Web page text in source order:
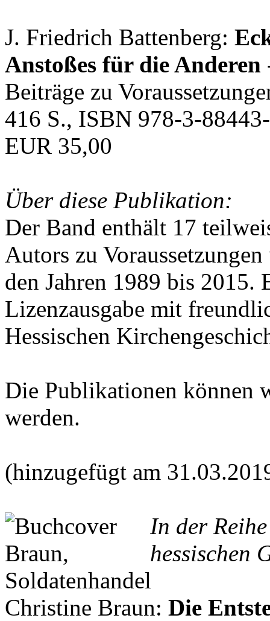
J. Friedrich Battenberg:
Anstoßes für die Anderen
Beiträge zu
416 S., ISBN 978-3-
EUR 35,00
Über diese Publikation:
Der Band enthält 17
Autors zu
den Jahren 1989 bis 2015.
Lizenzausgabe mit
Hessischen
Die Publikationen können
werden.
(hinzugefügt am
In der
hessischen
Christine Braun: Die